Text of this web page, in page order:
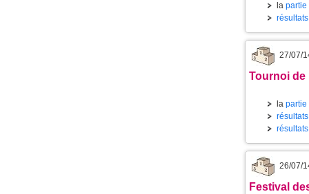
la partie
27/07/
Tournoi de
la partie
26/07/
Festival